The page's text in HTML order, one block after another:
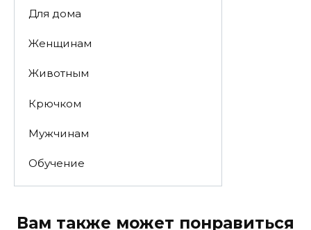
Для дома
Женщинам
Животным
Крючком
Мужчинам
Обучение
Вам также может понравиться